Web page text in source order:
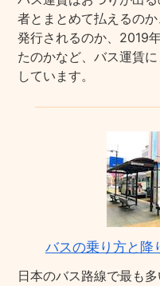
者とまとめて払えるの
発行されるのか、2019
たのかなど、バス運賃
しています。
バスの乗り方と降
日本のバス路線で最も